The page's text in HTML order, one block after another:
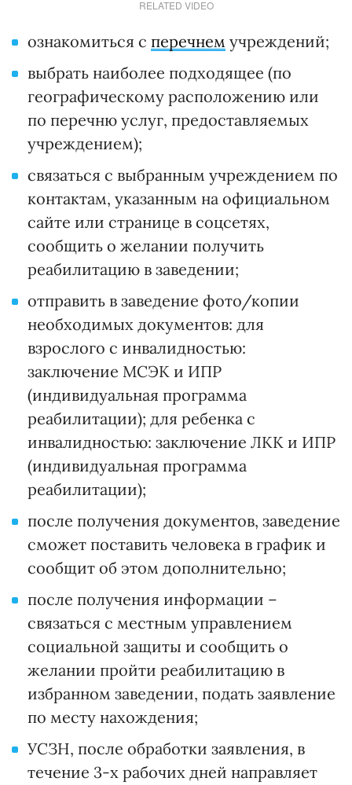
RELATED VIDEO
ознакомиться с перечнем учреждений;
выбрать наиболее подходящее (по
географическому расположению или
по перечню услуг, предоставляемых
учреждением);
связаться с выбранным учреждением по
контактам, указанным на официальном
сайте или странице в соцсетях,
сообщить о желании получить
реабилитацию в заведении;
отправить в заведение фото/копии
необходимых документов: для
взрослого с инвалидностью:
заключение МСЭК и ИПР
(индивидуальная программа
реабилитации); для ребенка с
инвалидностью: заключение ЛКК и ИПР
(индивидуальная программа
реабилитации);
после получения документов, заведение
сможет поставить человека в график и
сообщит об этом дополнительно;
после получения информации –
связаться с местным управлением
социальной защиты и сообщить о
желании пройти реабилитацию в
избранном заведении, подать заявление
по месту нахождения;
УСЗН, после обработки заявления, в
течение 3-х рабочих дней направляет